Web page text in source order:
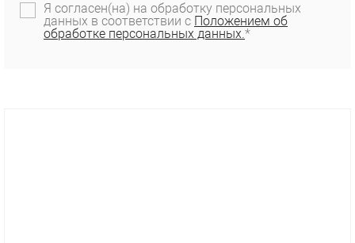
Я согласен(на) на обработку персональных
данных в соответствии с Положением об
обработке персональных данных.*